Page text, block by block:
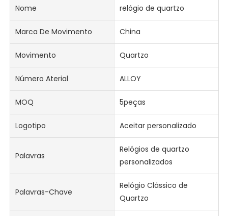
Nome relógio de quartzo
Marca De Movimento China
Movimento Quartzo
Número Aterial ALLOY
MOQ 5peças
Logotipo Aceitar personalizado
Palavras
Relógios de quartzo
personalizados
Palavras-Chave
Relógio Clássico de
Quartzo